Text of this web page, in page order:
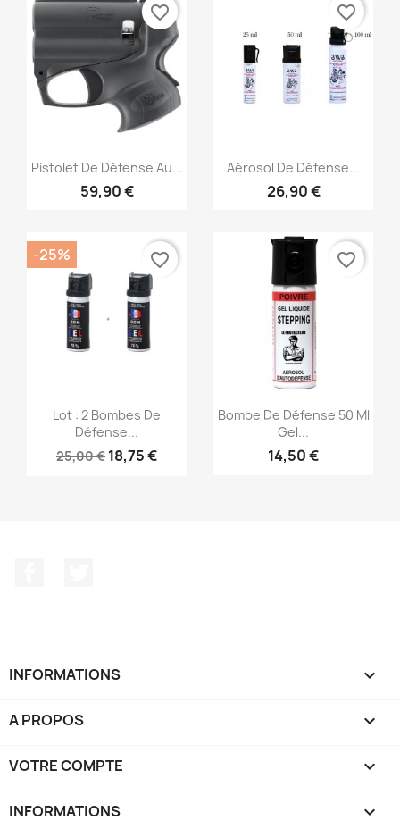
Aperçu rapide
Pistolet De Défense Au...
59,90 €
favorite_border
Aperçu rapide
Aérosol De Défense...
26,90 €
favorite_border
Aperçu rapide
Lot : 2 Bombes De
Défense...
25,00 € 18,75 €
-25% favorite_border
Aperçu rapide
Bombe De Défense 50 Ml
Gel...
14,50 €
favorite_border
INFORMATIONS 
A PROPOS 
VOTRE COMPTE 
INFORMATIONS keyboard_arrow_down